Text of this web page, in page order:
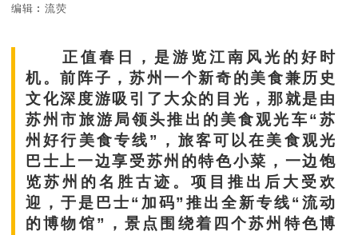
编辑︰流荧
正值春日，是游览江南风光的好时
机。前阵子，苏州一个新奇的美食兼历史
文化深度游吸引了大众的目光，那就是由
苏州市旅游局领头推出的美食观光车“苏
州好行美食专线”，旅客可以在美食观光
巴士上一边享受苏州的特色小菜，一边饱
览苏州的名胜古迹。项目推出后大受欢
迎，于是巴士“加码”推出全新专线“流动
的博物馆”，景点围绕着四个苏州特色博